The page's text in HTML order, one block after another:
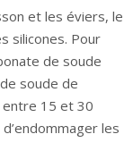
et les éviers, le
silicones. Pour
de soude
soude de
entre 15 et 30
les